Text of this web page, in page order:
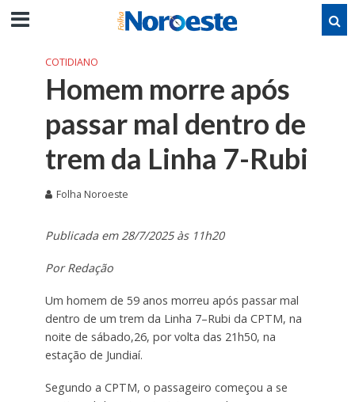
COTIDIANO
Homem morre após
passar mal dentro de
trem da Linha 7-Rubi
Folha Noroeste
Publicada em 28/7/2025 às 11h20
Por Redação
Um homem de 59 anos morreu após passar mal
dentro de um trem da Linha 7–Rubi da CPTM, na
noite de sábado,26, por volta das 21h50, na
estação de Jundiaí.
Segundo a CPTM, o passageiro começou a se